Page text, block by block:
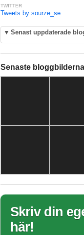
TWITTER
Tweets by sourze_se
▼ Senast uppdaterade
Senaste bloggbilderna
Skriv din
här!